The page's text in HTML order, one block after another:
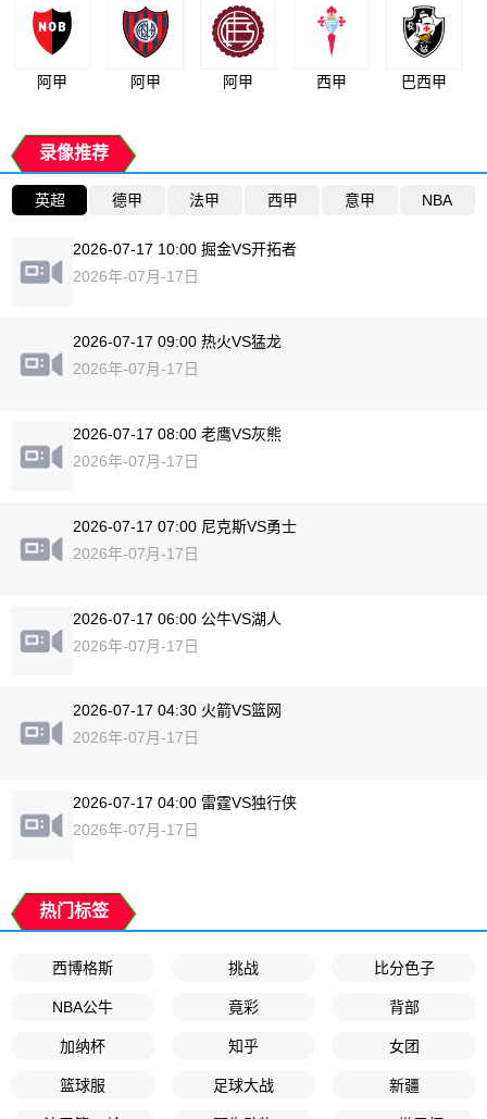
阿甲 阿甲 阿甲 西甲 巴西甲
录像推荐
英超 德甲 法甲 西甲 意甲 NBA
2026-07-17 10:00 掘金VS开拓者
2026年-07月-17日
2026-07-17 09:00 热火VS猛龙
2026年-07月-17日
2026-07-17 08:00 老鹰VS灰熊
2026年-07月-17日
2026-07-17 07:00 尼克斯VS勇士
2026年-07月-17日
2026-07-17 06:00 公牛VS湖人
2026年-07月-17日
2026-07-17 04:30 火箭VS篮网
2026年-07月-17日
2026-07-17 04:00 雷霆VS独行侠
2026年-07月-17日
热门标签
西博格斯 挑战 比分色子
NBA公牛 竟彩 背部
加纳杯 知乎 女团
篮球服 足球大战 新疆